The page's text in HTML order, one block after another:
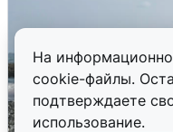
На
cookie-файлы.
подтверждаете
использование.